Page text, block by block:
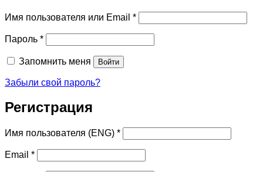
Имя пользователя или Email *Обязательно
Пароль *Обязательно
Запомнить меня Войти
Забыли свой пароль?
Регистрация
Имя пользователя (ENG) *Обязательно
Email *Обязательно